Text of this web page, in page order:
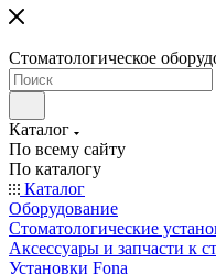
Стоматологическое
Каталог
По всему сайту
По каталогу
Каталог
Оборудование
Стоматологические
Аксессуары и запчасти к
Установки Fona